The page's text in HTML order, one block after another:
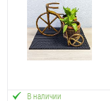
В наличии